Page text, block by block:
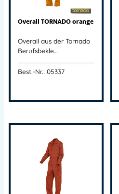
Overall TORNADO orange
Overall aus der Tornado
Berufsbekle…
Best.-Nr.: 05337